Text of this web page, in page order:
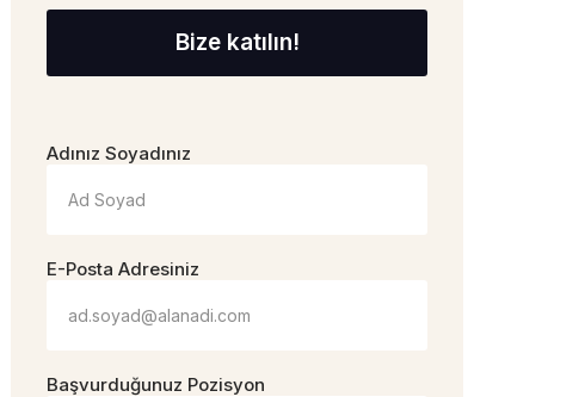
Bize katılın!
Adınız Soyadınız
E-Posta Adresiniz
Başvurduğunuz Pozisyon